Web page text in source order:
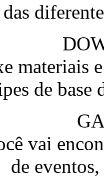
das
materiais
de base
vai
de